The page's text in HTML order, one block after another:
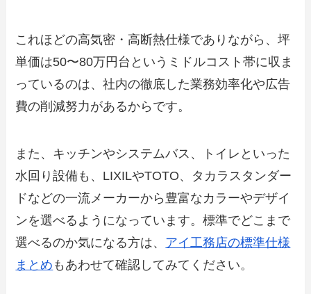
これほどの高気密・高断熱仕様でありながら、坪
単価は50〜80万円台というミドルコスト帯に収ま
っているのは、社内の徹底した業務効率化や広告
費の削減努力があるからです。
また、キッチンやシステムバス、トイレといった
水回り設備も、LIXILやTOTO、タカラスタンダー
ドなどの一流メーカーから豊富なカラーやデザイ
ンを選べるようになっています。標準でどこまで
選べるのか気になる方は、 アイ工務店の標準仕様
まとめ もあわせて確認してみてください。